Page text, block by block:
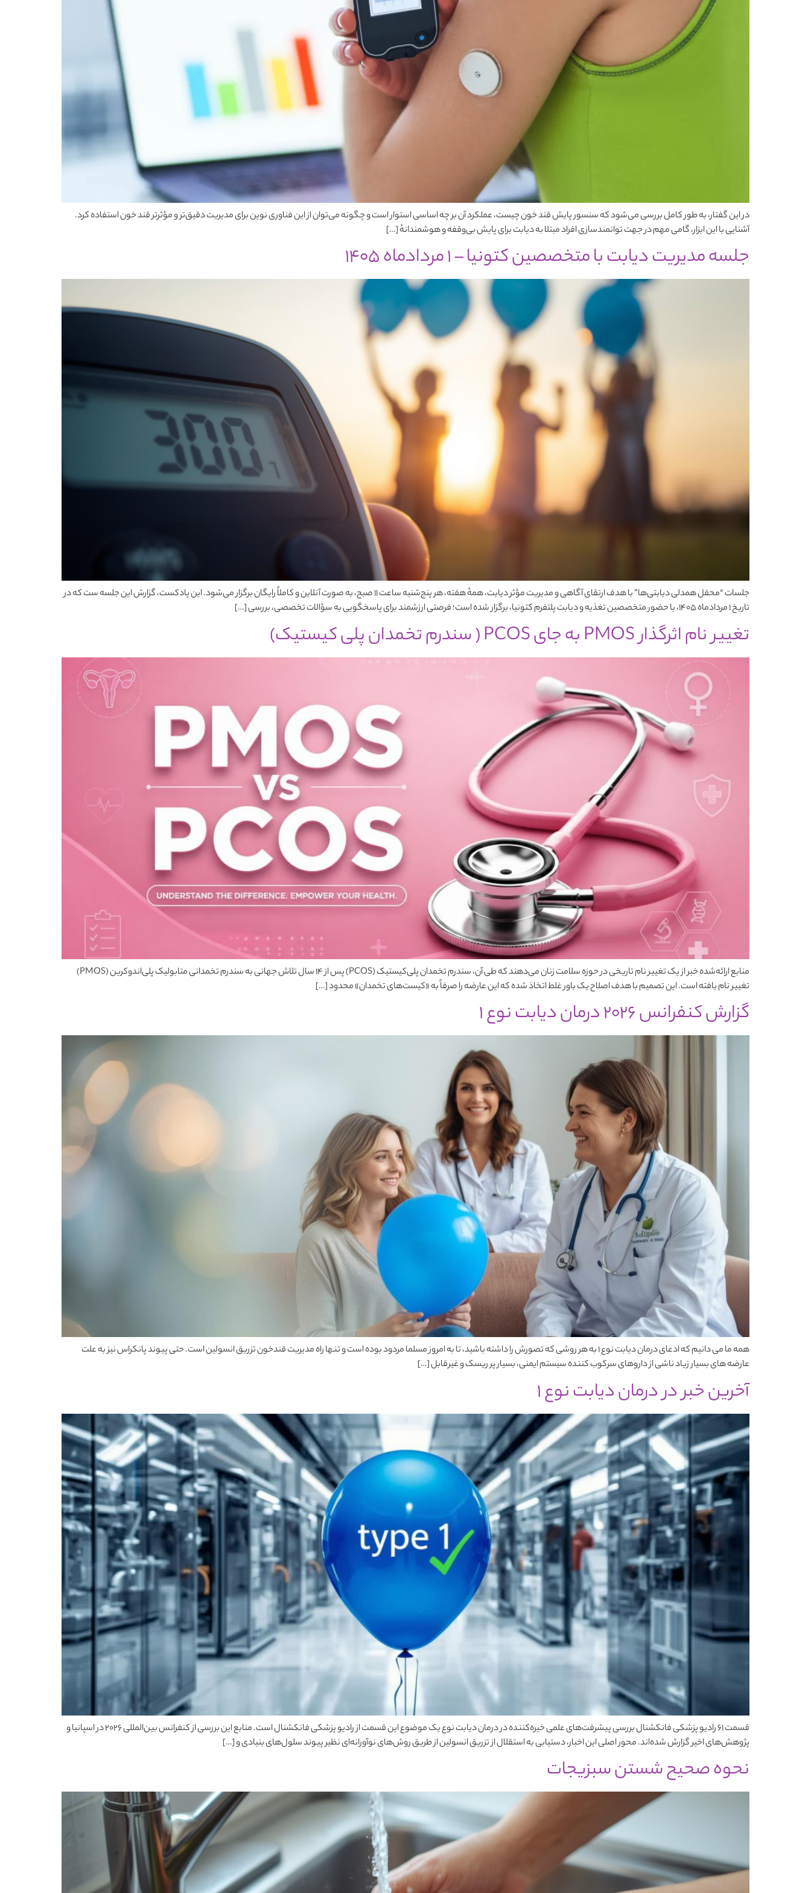
در این گفتار، به طور کامل بررسی می‌شود که سنسور پایش قند خون چیست، عملکرد آن بر چه اساسی استوار است و چگونه می‌توان از این فناوری نوین برای مدیریت دقیق‌تر و مؤثرتر قند خون استفاده کرد.
آشنایی با این ابزار، گامی مهم در جهت توانمندسازی افراد مبتلا به دیابت برای پایش بی‌وقفه و هوشمندانهٔ […]
جلسه مدیریت دیابت با متخصصین کتونیا – 1 مردادماه 1405
جلسات “محفل همدلی دیابتی‌ها” با هدف ارتقای آگاهی و مدیریت مؤثر دیابت، همهٔ هفته، هر پنج‌شنبه ساعت ۱۱ صبح، به صورت آنلاین و کاملاً رایگان برگزار می‌شود. این پادکست، گزارش این جلسه ست که در
تاریخ 1 مردادماه ۱۴۰۵، با حضور متخصصین تغذیه و دیابت پلتفرم کتونیا، برگزار شده است؛ فرصتی ارزشمند برای پاسخگویی به سؤالات تخصصی، بررسی […]
تغییر نام اثرگذار PMOS به جای PCOS ( سندرم تخمدان پلی کیستیک)
منابع ارائه‌شده خبر از یک تغییر نام تاریخی در حوزه سلامت زنان می‌دهند که طی آن، سندرم تخمدان پلی‌کیستیک (PCOS) پس از ۱۴ سال تلاش جهانی به سندرم تخمدانی متابولیک پلی‌اندوکرین (PMOS)
تغییر نام یافته است. این تصمیم با هدف اصلاح یک باور غلط اتخاذ شده که این عارضه را صرفاً به «کیست‌های تخمدان» محدود […]
گزارش کنفرانس 2026 درمان دیابت نوع 1
همه ما می دانیم که ادعای درمان دیابت نوع 1 به هر روشی که تصورش را داشته باشید، تا به امروز مسلما مردود بوده است و تنها راه مدیریت قندخون تزریق انسولین است. حتی پیوند پانکراس نیز به علت
عارضه های بسیار زیاد ناشی از داروهای سرکوب کننده سیستم ایمنی، بسیار پر ریسک و غیرقابل […]
آخرین خبر در درمان دیابت نوع 1
قسمت 61 رادیو پزشکی فانکشنال بررسی پیشرفت‌های علمی خیره‌کننده در درمان دیابت نوع یک موضوع این قسمت از رادیو پزشکی فانکشنال است. منابع این بررسی از کنفرانس بین‌المللی ۲۰۲۶ در اسپانیا و
پژوهش‌های اخیر گزارش شده‌اند. محور اصلی این اخبار، دستیابی به استقلال از تزریق انسولین از طریق روش‌های نوآورانه‌ای نظیر پیوند سلول‌های بنیادی و […]
نحوه صحیح شستن سبزیجات